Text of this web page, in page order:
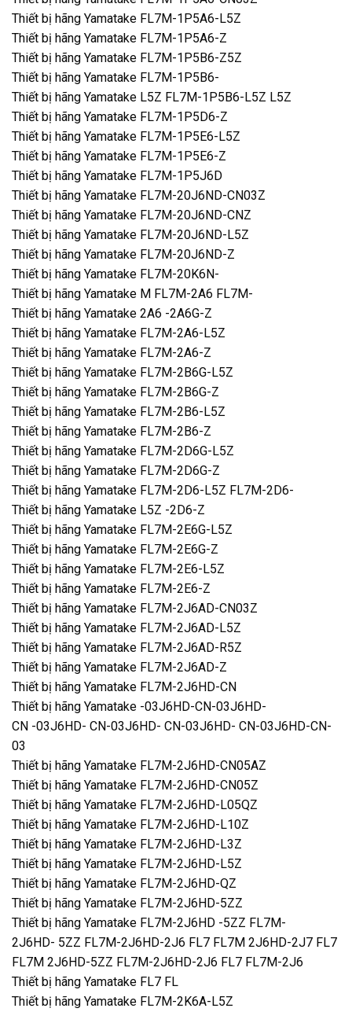
Thiết bị hãng Yamatake FL7M-1P5A6-L5Z
Thiết bị hãng Yamatake FL7M-1P5A6-Z
Thiết bị hãng Yamatake FL7M-1P5B6-Z5Z
Thiết bị hãng Yamatake FL7M-1P5B6-
Thiết bị hãng Yamatake L5Z FL7M-1P5B6-L5Z L5Z
Thiết bị hãng Yamatake FL7M-1P5D6-Z
Thiết bị hãng Yamatake FL7M-1P5E6-L5Z
Thiết bị hãng Yamatake FL7M-1P5E6-Z
Thiết bị hãng Yamatake FL7M-1P5J6D
Thiết bị hãng Yamatake FL7M-20J6ND-CN03Z
Thiết bị hãng Yamatake FL7M-20J6ND-CNZ
Thiết bị hãng Yamatake FL7M-20J6ND-L5Z
Thiết bị hãng Yamatake FL7M-20J6ND-Z
Thiết bị hãng Yamatake FL7M-20K6N-
Thiết bị hãng Yamatake M FL7M-2A6 FL7M-
Thiết bị hãng Yamatake 2A6 -2A6G-Z
Thiết bị hãng Yamatake FL7M-2A6-L5Z
Thiết bị hãng Yamatake FL7M-2A6-Z
Thiết bị hãng Yamatake FL7M-2B6G-L5Z
Thiết bị hãng Yamatake FL7M-2B6G-Z
Thiết bị hãng Yamatake FL7M-2B6-L5Z
Thiết bị hãng Yamatake FL7M-2B6-Z
Thiết bị hãng Yamatake FL7M-2D6G-L5Z
Thiết bị hãng Yamatake FL7M-2D6G-Z
Thiết bị hãng Yamatake FL7M-2D6-L5Z FL7M-2D6-
Thiết bị hãng Yamatake L5Z -2D6-Z
Thiết bị hãng Yamatake FL7M-2E6G-L5Z
Thiết bị hãng Yamatake FL7M-2E6G-Z
Thiết bị hãng Yamatake FL7M-2E6-L5Z
Thiết bị hãng Yamatake FL7M-2E6-Z
Thiết bị hãng Yamatake FL7M-2J6AD-CN03Z
Thiết bị hãng Yamatake FL7M-2J6AD-L5Z
Thiết bị hãng Yamatake FL7M-2J6AD-R5Z
Thiết bị hãng Yamatake FL7M-2J6AD-Z
Thiết bị hãng Yamatake FL7M-2J6HD-CN
Thiết bị hãng Yamatake -03J6HD-CN-03J6HD-
CN -03J6HD- CN-03J6HD- CN-03J6HD- CN-03J6HD-CN-
03
Thiết bị hãng Yamatake FL7M-2J6HD-CN05AZ
Thiết bị hãng Yamatake FL7M-2J6HD-CN05Z
Thiết bị hãng Yamatake FL7M-2J6HD-L05QZ
Thiết bị hãng Yamatake FL7M-2J6HD-L10Z
Thiết bị hãng Yamatake FL7M-2J6HD-L3Z
Thiết bị hãng Yamatake FL7M-2J6HD-L5Z
Thiết bị hãng Yamatake FL7M-2J6HD-QZ
Thiết bị hãng Yamatake FL7M-2J6HD-5ZZ
Thiết bị hãng Yamatake FL7M-2J6HD -5ZZ FL7M-
2J6HD- 5ZZ FL7M-2J6HD-2J6 FL7 FL7M 2J6HD-2J7 FL7
FL7M 2J6HD-5ZZ FL7M-2J6HD-2J6 FL7 FL7M-2J6
Thiết bị hãng Yamatake FL7 FL
Thiết bị hãng Yamatake FL7M-2K6A-L5Z